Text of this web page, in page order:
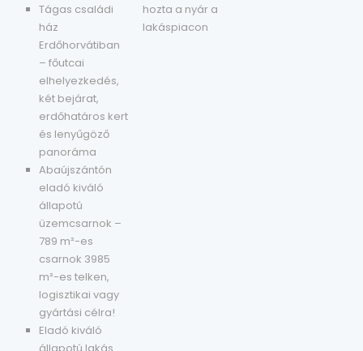
Tágas családi
ház
Erdőhorvátiban
– főutcai
elhelyezkedés,
két bejárat,
erdőhatáros kert
és lenyűgöző
panoráma
Abaújszántón
eladó kiváló
állapotú
üzemcsarnok –
789 m²-es
csarnok 3985
m²-es telken,
logisztikai vagy
gyártási célra!
Eladó kiváló
hozta a nyár a
lakáspiacon